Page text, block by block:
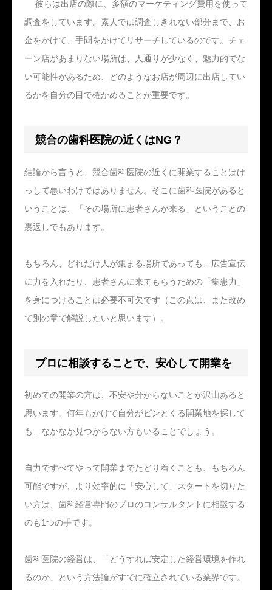
彼らは出店の際に、多額のマーケティング費用を使って
調査をしています。素人では調査しきれない部分まで、お
金をかけて、手間をかけてリサーチしているのです。チェ
ーン店があまりない場所は、人通りが少なく、魅力的でな
い可能性があるため、どのようなお店が周辺に出店してい
るかを自分の目で確かめることが重要です。
競合の歯科医院の近くはNG？
結論から言うと、競合歯科医院の近くに開業することはけ
っして悪いわけではありません。そこに歯科医院があると
いうことは、「その場所に患者さんが来る」ということの
裏返しでもあります。
もちろん、どれだけ人が集まる場所であっても、広告宣伝
に力を入れたり、患者さんに来てもらうための「集患力」
を身につけることは必要不可欠です（この点は、また改め
て別の章で解説したいと思います）。
プロに相談することで、安心して開業を
初めての開業の方は、不安や分からないことが沢山あると
思います。何年もかけて自分がピンとくる開業地を探して
も、なかなか見つからない方もいることでしょう。
自力ですべてやって開業までたどり着くことも、もちろん
可能ですが、より効率的に「安心して」スタートを切りた
い方は、歯科経営専門のプロのコンサルタントに相談する
のも1つの手です。
歯科医院の経営は、「どうすれば安定した経営環境を作れ
るのか」という方法論がすでに確立されている業界です。